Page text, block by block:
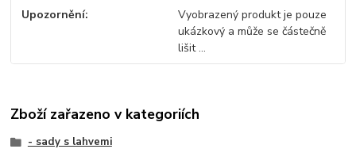
Upozornění
Vyobrazený produkt je pouze
ukázkový a může se částečně
lišit ...
Zboží zařazeno v kategoriích
- sady s lahvemi